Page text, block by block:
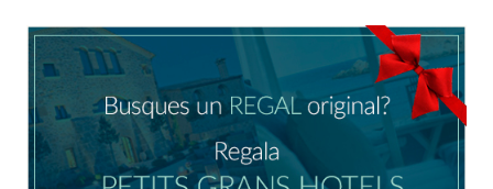
Ubicació/nom de l'hotel
CA ES EN